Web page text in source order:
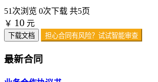
51次浏览 0次下载 共5页
￥ 10 元
下载文档 担心合同有风险？试试智能审查
最新合同